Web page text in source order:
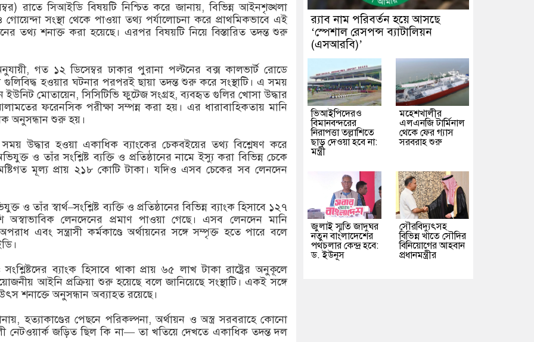
রাতে সিআইডি বিষয়টি নিশ্চিত করে জানায়, বিভিন্ন আইনশৃঙ্খলা
গোয়েন্দা সংস্থা থেকে পাওয়া তথ্য পর্যালোচনা করে প্রাথমিকভাবে এই
তথ্য শনাক্ত করা হয়েছে। এরপর বিষয়টি নিয়ে বিস্তারিত তদন্ত শুরু
গত ১২ ডিসেম্বর ঢাকার পুরানা পল্টনের বক্স কালভার্ট রোডে
হওয়ার ঘটনার পরপরই ছায়া তদন্ত শুরু করে সংস্থাটি। এ সময়
ইউনিট মোতায়েন, সিসিটিভি ফুটেজ সংগ্রহ, ব্যবহৃত গুলির খোসা উদ্ধার
ফরেনসিক পরীক্ষা সম্পন্ন করা হয়। এর ধারাবাহিকতায় মানি
অনুসন্ধান শুরু হয়।
সময় উদ্ধার হওয়া একাধিক ব্যাংকের চেকবইয়ের তথ্য বিশ্লেষণ করে
ও তাঁর সংশ্লিষ্ট ব্যক্তি ও প্রতিষ্ঠানের নামে ইস্যু করা বিভিন্ন চেকে
মূল্য প্রায় ২১৮ কোটি টাকা। যদিও এসব চেকের সব লেনদেন
ও তাঁর স্বার্থ–সংশ্লিষ্ট ব্যক্তি ও প্রতিষ্ঠানের বিভিন্ন ব্যাংক হিসাবে ১২৭
অস্বাভাবিক লেনদেনের প্রমাণ পাওয়া গেছে। এসব লেনদেন মানি
এবং সন্ত্রাসী কর্মকাণ্ডে অর্থায়নের সঙ্গে সম্পৃক্ত হতে পারে বলে
ব্যাংক হিসাবে থাকা প্রায় ৬৫ লাখ টাকা রাষ্ট্রের অনুকূলে
আইনি প্রক্রিয়া শুরু হয়েছে বলে জানিয়েছে সংস্থাটি। একই সঙ্গে
শনাক্তে অনুসন্ধান অব্যাহত রয়েছে।
হত্যাকাণ্ডের পেছনে পরিকল্পনা, অর্থায়ন ও অস্ত্র সরবরাহে কোনো
নেটওয়ার্ক জড়িত ছিল কি না— তা খতিয়ে দেখতে একাধিক তদন্ত দল
র‌্যাব নাম পরিবর্তন হয়ে আসছে
‘স্পেশাল রেসপন্স ব্যাটালিয়ন
(এসআরবি)’
ভিআইপিদেরও
বিমানবন্দরের
নিরাপত্তা তল্লাশিতে
ছাড় দেওয়া হবে না:
মন্ত্রী
মহেশখালীর
এলএনজি টার্মিনাল
থেকে ফের গ্যাস
সরবরাহ শুরু
জুলাই স্মৃতি জাদুঘর
নতুন বাংলাদেশের
পথচলার কেন্দ্র হবে:
ড. ইউনূস
সৌরবিদ্যুৎসহ
বিভিন্ন খাতে সৌদির
বিনিয়োগের আহবান
প্রধানমন্ত্রীর